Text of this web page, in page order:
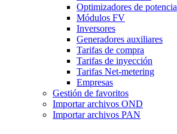
Optimizadores de potencia
Módulos FV
Inversores
Generadores auxiliares
Tarifas de compra
Tarifas de inyección
Tarifas Net-metering
Empresas
Gestión de favoritos
Importar archivos OND
Importar archivos PAN